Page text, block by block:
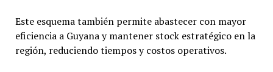
Este esquema también permite abastecer con mayor
eficiencia a Guyana y mantener stock estratégico en la
región, reduciendo tiempos y costos operativos.